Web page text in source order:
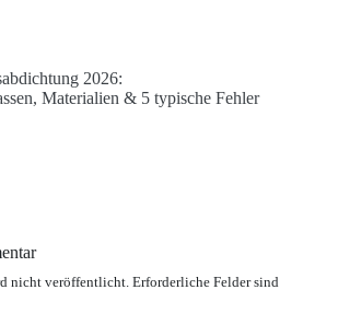
2026:
Materialien & 5 typische Fehler
nicht veröffentlicht. Erforderliche Felder sind